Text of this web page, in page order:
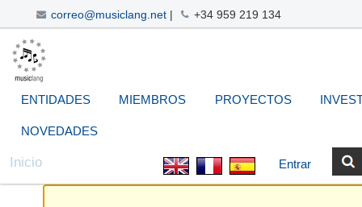
correo@musiclang.net| +34 959 219 134
Cambiar
a
contenido.
Navegación
ENTIDADES MIEMBROS PROYECTOS
NOVEDADES
Entrar
Inicio